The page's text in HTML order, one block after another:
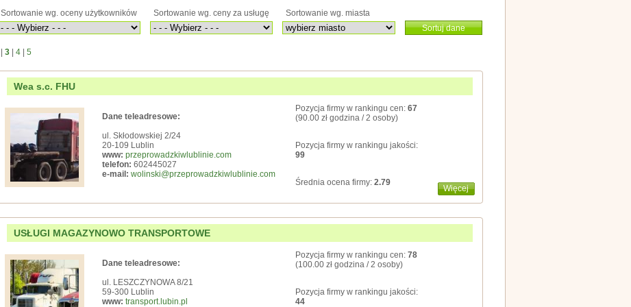
Sortowanie wg. oceny użytkowników Sortowanie wg. ceny za usługę
Sortowanie wg. miasta
Sortuj dane
3 4 5
Wea s.c. FHU
Dane teleadresowe:
ul. Skłodowskiej 2/24
20-109 Lublin
www: przeprowadzkiwlublinie.com
telefon: 602445027
e-mail: wolinski@przeprowadzkiwlublinie.com
Pozycja firmy w rankingu cen: 67
(90.00 zł godzina / 2 osoby)
Pozycja firmy w rankingu jakości:
99
Średnia ocena firmy: 2.79
Więcej
USŁUGI MAGAZYNOWO TRANSPORTOWE
Dane teleadresowe:
ul. LESZCZYNOWA 8/21
59-300 Lublin
www: transport.lubin.pl
Pozycja firmy w rankingu cen: 78
(100.00 zł godzina / 2 osoby)
Pozycja firmy w rankingu jakości:
44